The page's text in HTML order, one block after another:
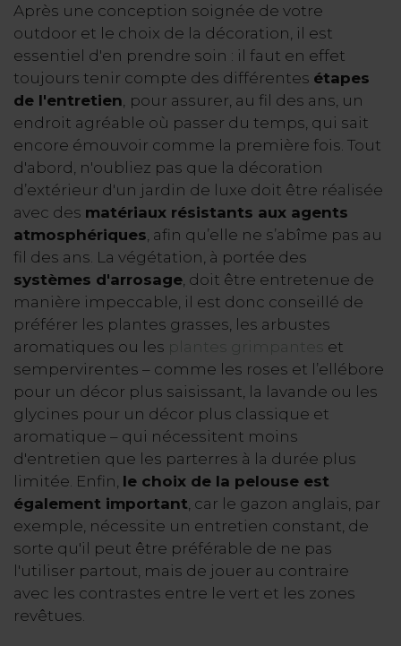
Après une conception soignée de votre
outdoor et le choix de la décoration, il est
essentiel d'en prendre soin : il faut en effet
toujours tenir compte des différentes étapes
de l'entretien, pour assurer, au fil des ans, un
endroit agréable où passer du temps, qui sait
encore émouvoir comme la première fois. Tout
d'abord, n'oubliez pas que la décoration
d’extérieur d'un jardin de luxe doit être réalisée
avec des matériaux résistants aux agents
atmosphériques, afin qu’elle ne s’abîme pas au
fil des ans. La végétation, à portée des
systèmes d'arrosage, doit être entretenue de
manière impeccable, il est donc conseillé de
préférer les plantes grasses, les arbustes
aromatiques ou les plantes grimpantes
et
sempervirentes – comme les roses et l’ellébore
pour un décor plus saisissant, la lavande ou les
glycines pour un décor plus classique et
aromatique – qui nécessitent moins
d'entretien que les parterres à la durée plus
limitée. Enfin, le choix de la pelouse est
également important, car le gazon anglais, par
exemple, nécessite un entretien constant, de
sorte qu'il peut être préférable de ne pas
l'utiliser partout, mais de jouer au contraire
avec les contrastes entre le vert et les zones
revêtues.